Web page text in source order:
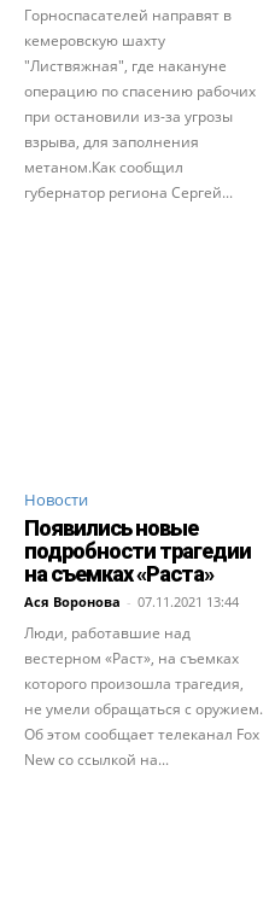
Горноспасателей направят в
кемеровскую шахту
"Листвяжная", где накануне
операцию по спасению рабочих
при остановили из-за угрозы
взрыва, для заполнения
метаном.Как сообщил
губернатор региона Сергей...
Новости
Появились новые
подробности трагедии
на съемках «Раста»
Ася Воронова - 07.11.2021 13:44
Люди, работавшие над
вестерном «Раст», на съемках
которого произошла трагедия,
не умели обращаться с оружием.
Об этом сообщает телеканал Fox
New со ссылкой на...